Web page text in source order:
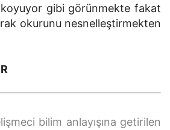
koyuyor gibi görünmekte fakat
okurunu nesnelleştirmekten
bilim anlayışına getirilen